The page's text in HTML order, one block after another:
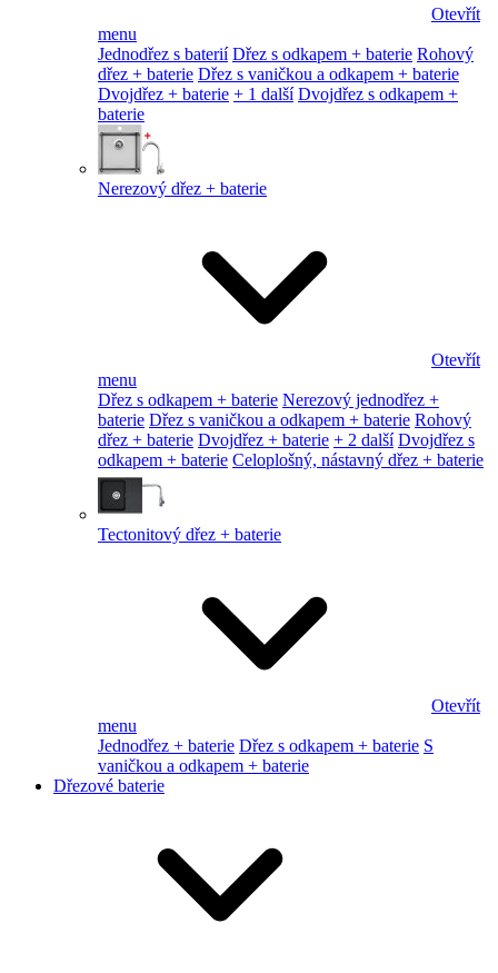
Otevřít
menu
Jednodřez s baterií Dřez s odkapem + baterie Rohový
dřez + baterie Dřez s vaničkou a odkapem + baterie
Dvojdřez + baterie + 1 další Dvojdřez s odkapem +
baterie
Nerezový dřez + baterie
Otevřít
menu
Dřez s odkapem + baterie Nerezový jednodřez +
baterie Dřez s vaničkou a odkapem + baterie Rohový
dřez + baterie Dvojdřez + baterie + 2 další Dvojdřez s
odkapem + baterie Celoplošný, nástavný dřez + baterie
Tectonitový dřez + baterie
Otevřít
menu
Jednodřez + baterie Dřez s odkapem + baterie S
vaničkou a odkapem + baterie
Dřezové baterie